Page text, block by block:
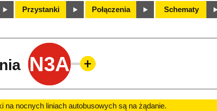
Przystanki Połączenia Schematy
N3A
na nocnych liniach autobusowych są na żądanie.